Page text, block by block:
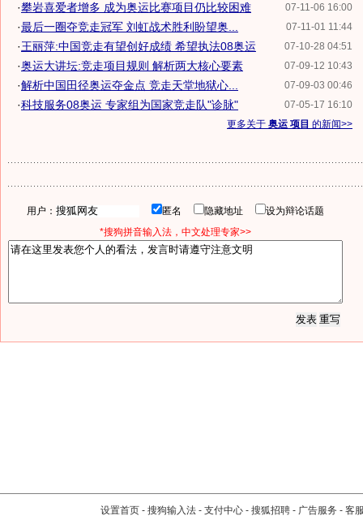
07-11-06 16:00
·攀岩喜爱者增多 成为奥运比赛项目仍比较困难
07-11-01 11:44
·最后一圈夺竞走冠军 刘虹战术胜利盼望奥...
07-10-28 04:51
·王丽萍:中国竞走有望创好成绩 希望执法08奥运
07-09-12 10:43
·奥运大讲坛:竞走项目规则 解析两大核心要素
07-09-03 00:46
·解析中国田径奥运夺金点 竞走天堂地狱心...
07-05-17 16:10
·科技服务08奥运 专家组为国家竞走队"诊脉"
更多关于 奥运 项目 的新闻>>
用户： 匿名 隐藏地址
设为辩论话题
*搜狗拼音输入法，中文处理专家>>
设置首页 - 搜狗输入法 - 支付中心 - 搜狐招聘 - 广告服务 - 客